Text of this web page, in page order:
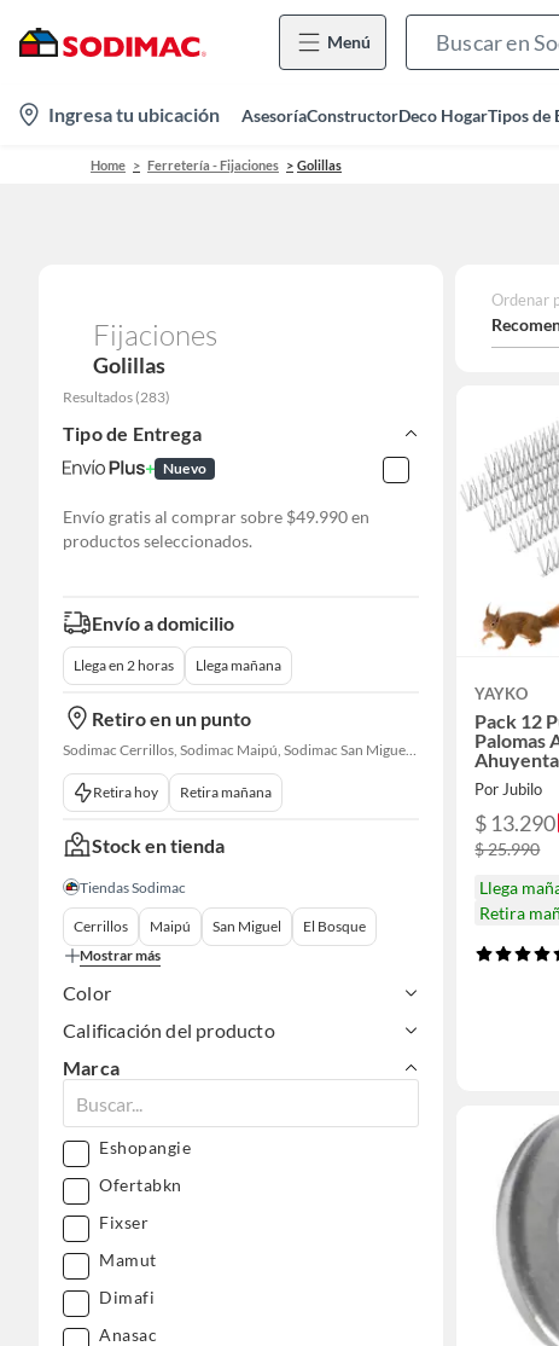
Menú
location-
icon
Ingresa tu ubicación AsesoríaConstructorDeco HogarTipos de
Home Ferretería - Fijaciones Golillas
Fijaciones
Golillas
Resultados (283)
Tipo de Entrega
Nuevo
Envío gratis al comprar sobre $49.990 en
productos seleccionados.
Envío a domicilio
Llega en 2 horas Llega mañana
Retiro en un punto
Sodimac Cerrillos, Sodimac Maipú, Sodimac San Miguel, Sodimac El Bosque, Sodimac San Bernardo, Constructor Cantagallo, Sodimac Talagante, Sodimac San Fernando
Retira hoy Retira mañana
Stock en tienda
Tiendas Sodimac
Cerrillos Maipú San Miguel
El Bosque
Mostrar más
Color
Calificación del producto
Marca
Eshopangie
Ofertabkn
Fixser
Mamut
Dimafi
Anasac
Ordenar
YAYKO
Pack 12
Palomas
Por Jubilo
$ 13.290
$ 25.990
Llega
Retira